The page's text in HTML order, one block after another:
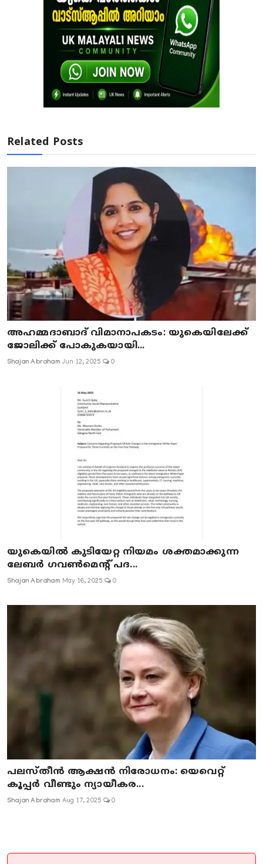
Related Posts
അഹമ്മദാബാദ് വിമാനാപകടം: യുകെയിലേക്ക്
ജോലിക്ക് പോകുകയായി...
Shajan Abraham Jun 12, 2025 0
യുകെയിൽ കുടിയേറ്റ നിയമം ശക്തമാക്കുന്ന
ലേബർ ഗവൺമെന്റ് പദ...
Shajan Abraham May 16, 2025 0
പലസ്തീൻ ആക്ഷൻ നിരോധനം: യെവെറ്റ്
കൂപ്പർ വീണ്ടും ന്യായീകര...
Shajan Abraham Aug 17, 2025 0